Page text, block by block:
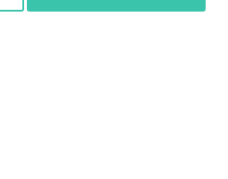
erstellen: Unsere